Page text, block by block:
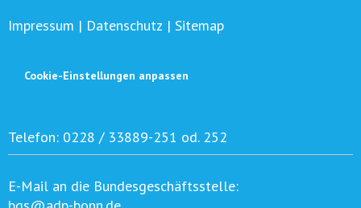
Impressum | Datenschutz | Sitemap
Cookie-Einstellungen anpassen
Telefon: 0228 / 33889-251 od. 252
E-Mail an die Bundesgeschäftsstelle: